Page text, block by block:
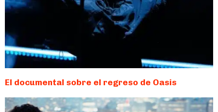
El documental sobre el regreso de Oasis